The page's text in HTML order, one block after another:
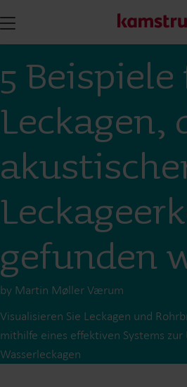
5
Leckagen,
gefunden
by Martin Møller Værum
Visualisieren Sie Leckagen und
mithilfe eines effektiven Systems zur
Wasserleckagen